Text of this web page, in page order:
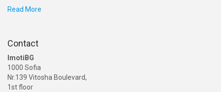
Read More
Contact
ImotiBG
1000 Sofia
Nr.139 Vitosha Boulevard,
1st floor